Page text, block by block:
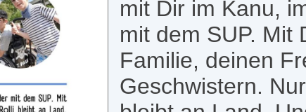
mit Dir im Kanu,
mit dem SUP. Mit
Familie, deinen
Geschwistern.